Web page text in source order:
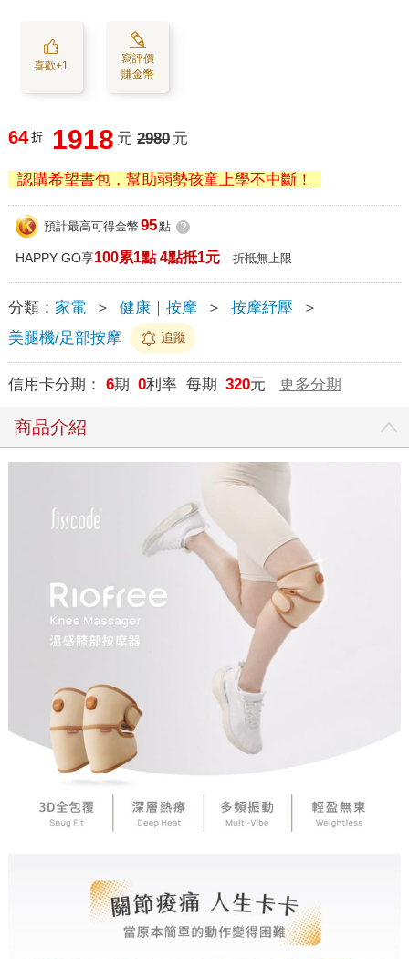
喜歡+1
寫評價
賺金幣
64 折 1918 元 2980 元
認購希望書包，幫助弱勢孩童上學不中斷！
預計最高可得金幣 95點 ?
HAPPY GO享100累1點 4點抵1元 折抵無上限
分類： 家電 ＞ 健康｜按摩 ＞ 按摩紓壓
＞
美腿機/足部按摩
追蹤
信用卡分期： 6期 0利率 每期 320元 更多分期
商品介紹